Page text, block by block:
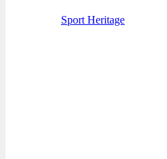
Sport Heritage